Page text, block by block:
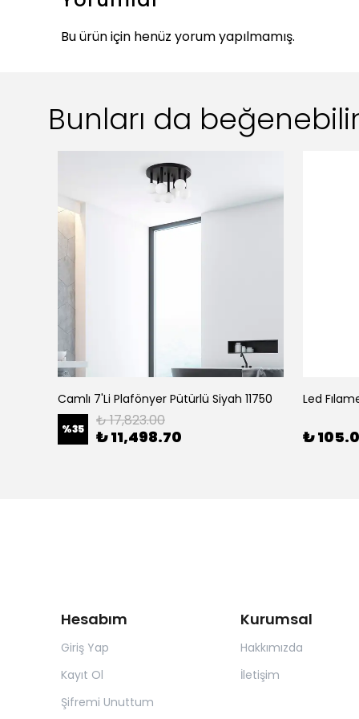
Bu ürün için henüz yorum yapılmamış.
Bunları da
Camlı 7'Li Plafönyer Pütürlü Siyah 11750
%35 ₺ 17,823.00
₺ 11,498.70
Led
₺
Hesabım
Giriş Yap
Kayıt Ol
Şifremi Unuttum
Kurumsal
Hakkımızda
İletişim